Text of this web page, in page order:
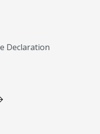
Declaration